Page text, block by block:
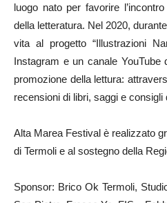
luogo nato per favorire
della letteratura. Nel 2020,
vita al progetto “Illustrazioni
Instagram e un canale YouTube
promozione della lettura:
recensioni di libri, saggi e consigli
Alta Marea Festival è realizzato
di Termoli e al sostegno della
Sponsor: Brico Ok Termoli,